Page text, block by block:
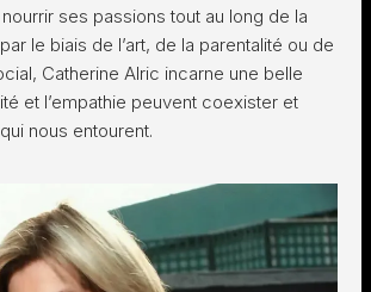
ses passions tout au long de la
le biais de l’art, de la parentalité ou de
Catherine Alric incarne une belle
et l’empathie peuvent coexister et
nous entourent.